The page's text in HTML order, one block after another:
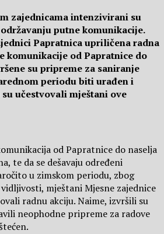
zajednicama intenzivirani su
putne komunikacije.
Papratnica upriličena radna
komunikacije od Papratnice do
su pripreme za saniranje
periodu biti urađen i
učestvovali mještani ove
od Papratnice do naselja
te da se dešavaju određeni
u zimskom periodu, zbog
mještani Mjesne zajednice
radnu akciju. Naime, izvršili su
neophodne pripreme za radove